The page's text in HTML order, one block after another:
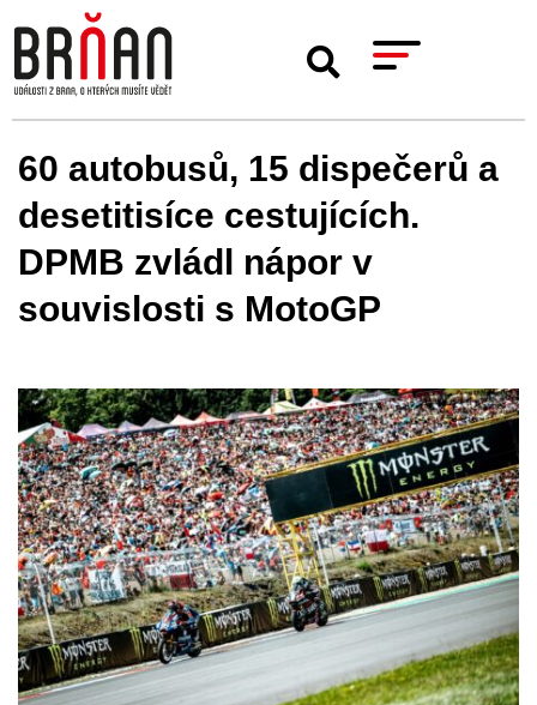
60 autobusů, 15 dispečerů a
desetitisíce cestujících.
DPMB zvládl nápor v
souvislosti s MotoGP